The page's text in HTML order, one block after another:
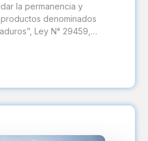
la permanencia y
denominados
Ley N° 29459,…